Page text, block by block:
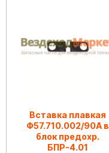
Вставка плавкая
Ф57.710.002/90А в
блок предохр.
БПР-4.01